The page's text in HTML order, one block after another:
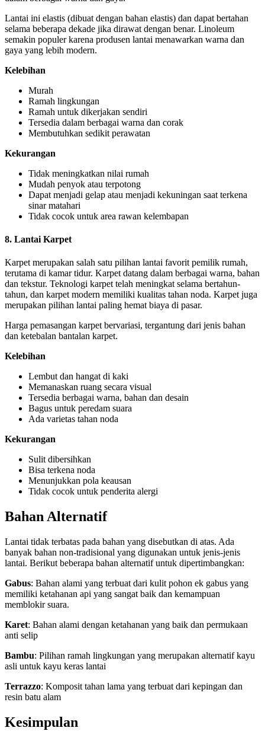
Lantai ini elastis (dibuat dengan bahan elastis) dan dapat bertahan
selama beberapa dekade jika dirawat dengan benar. Linoleum
semakin populer karena produsen lantai menawarkan warna dan
gaya yang lebih modern.
Kelebihan
Murah
Ramah lingkungan
Ramah untuk dikerjakan sendiri
Tersedia dalam berbagai warna dan corak
Membutuhkan sedikit perawatan
Kekurangan
Tidak meningkatkan nilai rumah
Mudah penyok atau terpotong
Dapat menjadi gelap atau menjadi kekuningan saat terkena
sinar matahari
Tidak cocok untuk area rawan kelembapan
8. Lantai Karpet
Karpet merupakan salah satu pilihan lantai favorit pemilik rumah,
terutama di kamar tidur. Karpet datang dalam berbagai warna, bahan
dan tekstur. Teknologi karpet telah meningkat selama bertahun-
tahun, dan karpet modern memiliki kualitas tahan noda. Karpet juga
merupakan pilihan lantai paling hemat biaya di pasar.
Harga pemasangan karpet bervariasi, tergantung dari jenis bahan
dan ketebalan bantalan karpet.
Kelebihan
Lembut dan hangat di kaki
Memanaskan ruang secara visual
Tersedia berbagai warna, bahan dan desain
Bagus untuk peredam suara
Ada varietas tahan noda
Kekurangan
Sulit dibersihkan
Bisa terkena noda
Menunjukkan pola keausan
Tidak cocok untuk penderita alergi
Bahan Alternatif
Lantai tidak terbatas pada bahan yang disebutkan di atas. Ada
banyak bahan non-tradisional yang digunakan untuk jenis-jenis
lantai. Berikut beberapa bahan alternatif untuk dipertimbangkan:
Gabus: Bahan alami yang terbuat dari kulit pohon ek gabus yang
memiliki ketahanan api yang sangat baik dan kemampuan
memblokir suara.
Karet: Bahan alami dengan ketahanan yang baik dan permukaan
anti selip
Bambu: Pilihan ramah lingkungan yang merupakan alternatif kayu
asli untuk kayu keras lantai
Terrazzo: Komposit tahan lama yang terbuat dari kepingan dan
resin batu alam
Kesimpulan